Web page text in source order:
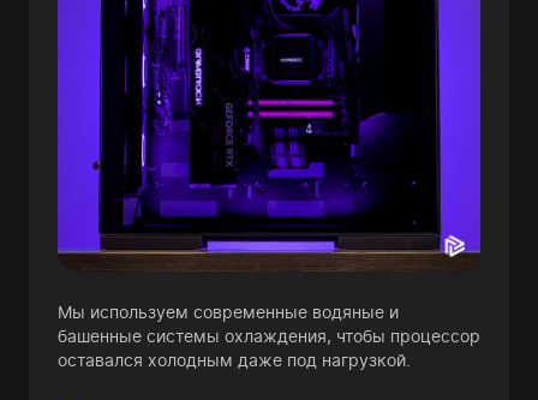
Мы используем современные водяные и
башенные системы охлаждения, чтобы процессор
оставался холодным даже под нагрузкой.